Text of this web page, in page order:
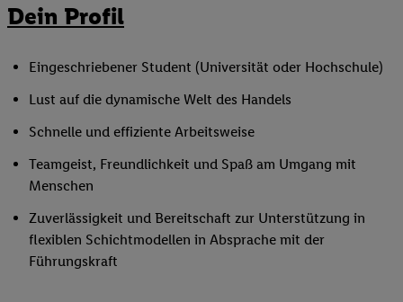
Dein Profil
Eingeschriebener Student (Universität oder Hochschule)
Lust auf die dynamische Welt des Handels
Schnelle und effiziente Arbeitsweise
Teamgeist, Freundlichkeit und Spaß am Umgang mit
Menschen
Zuverlässigkeit und Bereitschaft zur Unterstützung in
flexiblen Schichtmodellen in Absprache mit der
Führungskraft